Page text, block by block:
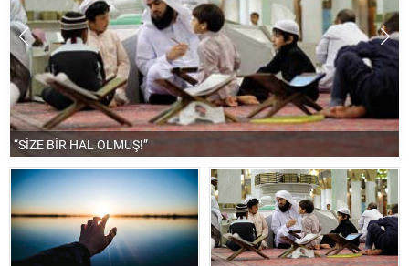
“SİZE BİR HAL OLMUŞ!”